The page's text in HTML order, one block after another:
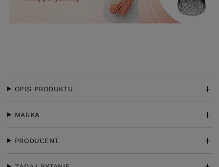
OPIS PRODUKTU
MARKA
PRODUCENT